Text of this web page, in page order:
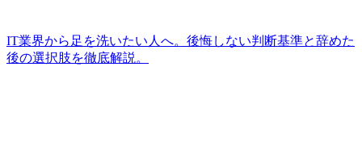
IT業界から足を洗いたい人へ。後悔しない判断基準と辞めた
後の選択肢を徹底解説。